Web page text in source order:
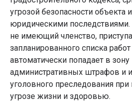
угрозой безопасности объекта
юридическими
не имеющий членство,
запланированного списка
автоматически попадает в
административных штрафов и
уголовного преследования
угрозе жизни и здоровью.